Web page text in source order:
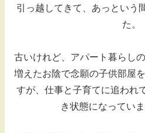
引っ越してきて、あっという
た。
古いけれど、アパート暮らし
増えたお陰で念願の子供部屋
すが、仕事と子育てに追われ
き状態になっていま